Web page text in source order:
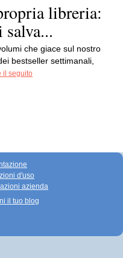
libreria:
che giace sul nostro
bestseller settimanali,
il seguito
d'uso
azienda
il tuo blog